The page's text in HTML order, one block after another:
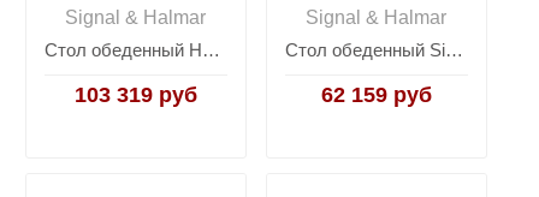
Signal & Halmar
Стол обеденный Halmar STANFORD XL, раскладной (белый)
103 319 руб
Signal & Halmar
Стол обеденный Signal PURO II 80 (дуб натуральный/черный)
62 159 руб